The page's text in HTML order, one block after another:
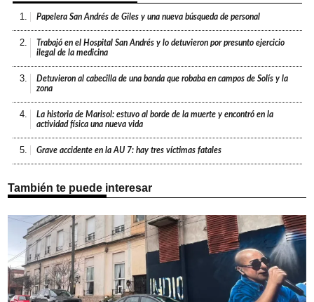
1. Papelera San Andrés de Giles y una nueva búsqueda de personal
2.
Trabajó en el Hospital San Andrés y lo detuvieron por presunto ejercicio
ilegal de la medicina
3.
Detuvieron al cabecilla de una banda que robaba en campos de Solís y la
zona
4.
La historia de Marisol: estuvo al borde de la muerte y encontró en la
actividad física una nueva vida
5. Grave accidente en la AU 7: hay tres víctimas fatales
También te puede interesar